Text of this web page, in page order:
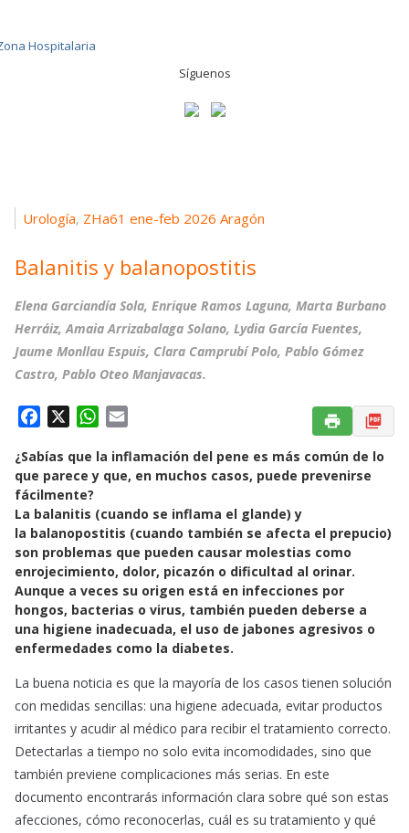
Síguenos
Urología, ZHa61 ene-feb 2026 Aragón
Balanitis y balanopostitis
Elena Garciandía Sola, Enrique Ramos Laguna, Marta Burbano
Herráiz, Amaia Arrizabalaga Solano, Lydia García Fuentes,
Jaume Monllau Espuis, Clara Camprubí Polo, Pablo Gómez
Castro, Pablo Oteo Manjavacas.
c
e
b
o
o
k
W
a
A
p
p
a
i
¿Sabías que la inflamación del pene es más común de lo
que parece y que, en muchos casos, puede prevenirse
fácilmente?
La balanitis (cuando se inflama el glande) y
la balanopostitis (cuando también se afecta el prepucio)
son problemas que pueden causar molestias como
enrojecimiento, dolor, picazón o dificultad al orinar.
Aunque a veces su origen está en infecciones por
hongos, bacterias o virus, también pueden deberse a
una higiene inadecuada, el uso de jabones agresivos o
enfermedades como la diabetes.
La buena noticia es que la mayoría de los casos tienen solución
con medidas sencillas: una higiene adecuada, evitar productos
irritantes y acudir al médico para recibir el tratamiento correcto.
Detectarlas a tiempo no solo evita incomodidades, sino que
también previene complicaciones más serias. En este
documento encontrarás información clara sobre qué son estas
afecciones, cómo reconocerlas, cuál es su tratamiento y qué